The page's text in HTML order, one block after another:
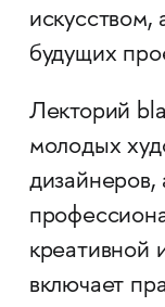
искусством,
будущих
Лекторий
молодых
креативной
включает